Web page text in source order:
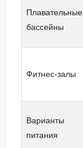
Плавательные
бассейны
Фитнес-залы
Варианты
питания